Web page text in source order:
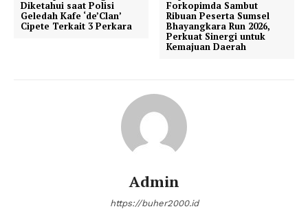
Diketahui saat Polisi
Geledah Kafe ‘de’Clan’
Cipete Terkait 3 Perkara
Forkopimda Sambut
Ribuan Peserta Sumsel
Bhayangkara Run 2026,
Perkuat Sinergi untuk
Kemajuan Daerah
Admin
https://buher2000.id